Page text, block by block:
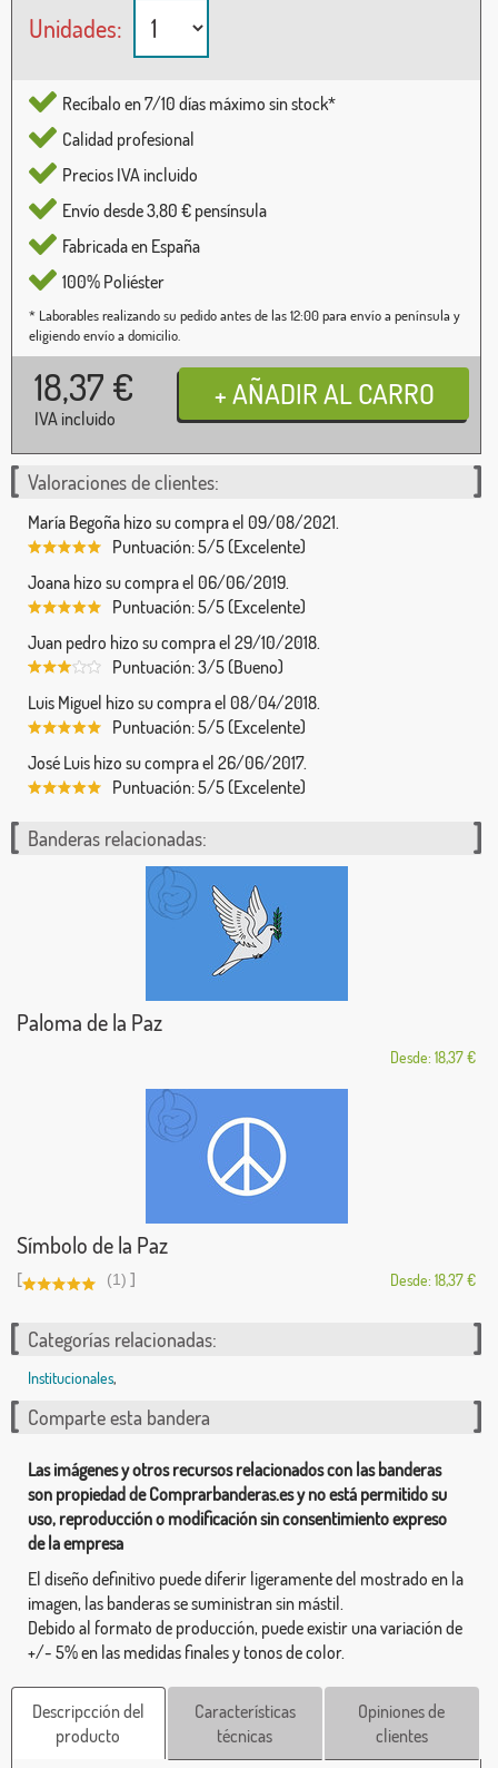
Unidades:
Recíbalo en 7/10 días máximo sin stock*
Calidad profesional
Precios IVA incluido
Envío desde 3,80 € pensínsula
Fabricada en España
100% Poliéster
* Laborables realizando su pedido antes de las 12:00 para envío a península y
eligiendo envío a domicilio.
18,37 €
IVA incluido
Valoraciones de clientes:
María Begoña hizo su compra el 09/08/2021.
Puntuación: 5/5 (Excelente)
Joana hizo su compra el 06/06/2019.
Puntuación: 5/5 (Excelente)
Juan pedro hizo su compra el 29/10/2018.
Puntuación: 3/5 (Bueno)
Luis Miguel hizo su compra el 08/04/2018.
Puntuación: 5/5 (Excelente)
José Luis hizo su compra el 26/06/2017.
Puntuación: 5/5 (Excelente)
Banderas relacionadas:
Paloma de la Paz
Desde: 18,37 €
Símbolo de la Paz
[ (1) ] Desde: 18,37 €
Categorías relacionadas:
Institucionales,
Comparte esta bandera
Las imágenes y otros recursos relacionados con las banderas
son propiedad de Comprarbanderas.es y no está permitido su
uso, reproducción o modificación sin consentimiento expreso
de la empresa
El diseño definitivo puede diferir ligeramente del mostrado en la
imagen, las banderas se suministran sin mástil.
Debido al formato de producción, puede existir una variación de
+/- 5% en las medidas finales y tonos de color.
Descripcción del
producto
Características
técnicas
Opiniones de
clientes